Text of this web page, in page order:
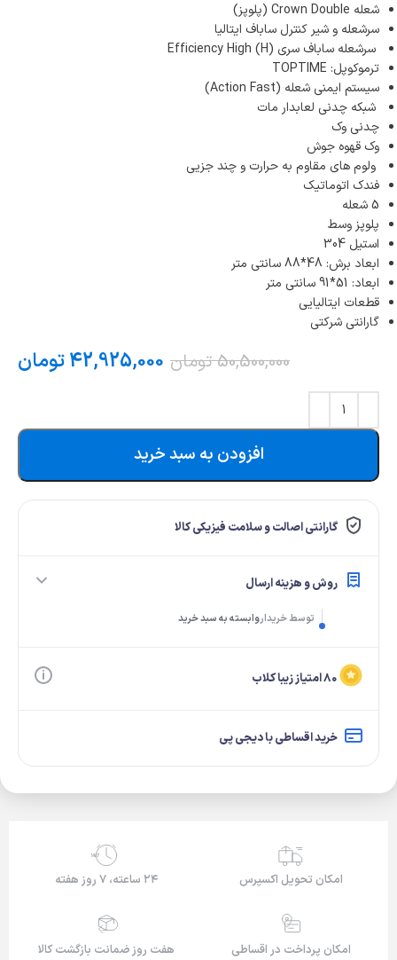
شعله Crown Double (پلوپز)
سرشعله و شیر کنترل ساباف ایتالیا
سرشعله ساباف سری (Efficiency High (H
ترموکوپل: TOPTIME
سیستم ایمنی شعله (Action Fast)
شبکه چدنی لعابدار مات
چدنی وک
وک قهوه جوش
ولوم های مقاوم به حرارت و چند جزیی
فندک اتوماتیک
5 شعله
پلوپز وسط
استیل 304
ابعاد برش: 48*88 سانتی متر
ابعاد: 51*91 سانتی متر
قطعات ایتالیایی
گارانتی شرکتی
50,500,000 تومان 42,925,000تومان
افزودن به سبد خرید
گارانتی اصالت و سلامت فیزیکی کالا
روش و هزینه ارسال
توسط خریداروابسته به سبد خرید
۸۰ امتیاز زیبا کلاب
خرید اقساطی با دیجی پی
امکان تحویل اکسپرس
24/7
۲۴ ساعته، ۷ روز هفته
امکان پرداخت در اقساطی هفت روز ضمانت بازگشت کالا